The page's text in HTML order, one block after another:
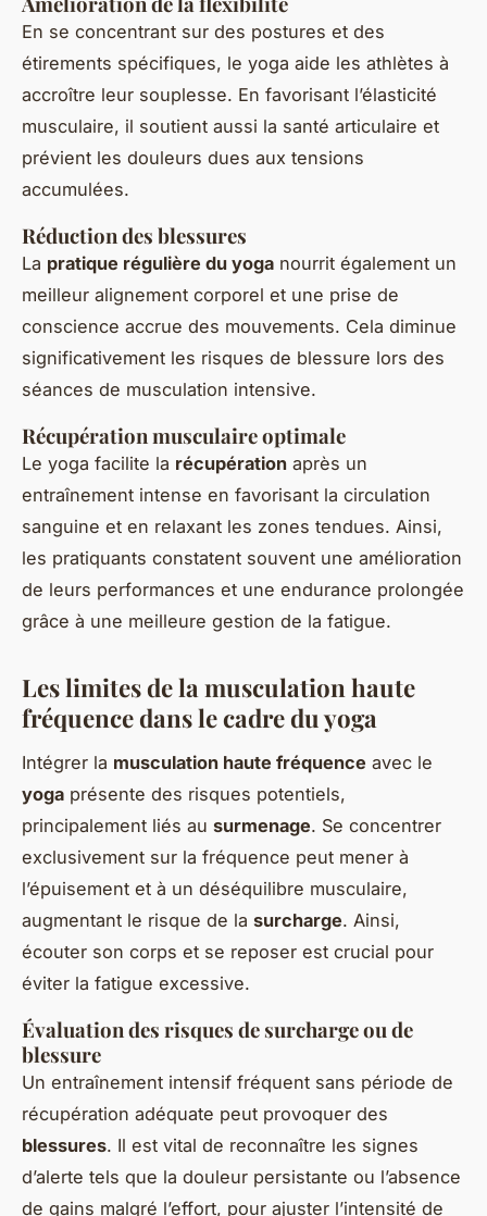
En se concentrant sur des postures et des
étirements spécifiques, le yoga aide les athlètes à
accroître leur souplesse. En favorisant l’élasticité
musculaire, il soutient aussi la santé articulaire et
prévient les douleurs dues aux tensions
accumulées.
Réduction des blessures
La pratique régulière du yoga nourrit également un
meilleur alignement corporel et une prise de
conscience accrue des mouvements. Cela diminue
significativement les risques de blessure lors des
séances de musculation intensive.
Récupération musculaire optimale
Le yoga facilite la récupération après un
entraînement intense en favorisant la circulation
sanguine et en relaxant les zones tendues. Ainsi,
les pratiquants constatent souvent une amélioration
de leurs performances et une endurance prolongée
grâce à une meilleure gestion de la fatigue.
Les limites de la musculation haute
fréquence dans le cadre du yoga
Intégrer la musculation haute fréquence avec le
yoga présente des risques potentiels,
principalement liés au surmenage. Se concentrer
exclusivement sur la fréquence peut mener à
l’épuisement et à un déséquilibre musculaire,
augmentant le risque de la surcharge. Ainsi,
écouter son corps et se reposer est crucial pour
éviter la fatigue excessive.
Évaluation des risques de surcharge ou de
blessure
Un entraînement intensif fréquent sans période de
récupération adéquate peut provoquer des
blessures. Il est vital de reconnaître les signes
d’alerte tels que la douleur persistante ou l’absence
de gains malgré l’effort, pour ajuster l’intensité de